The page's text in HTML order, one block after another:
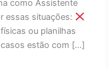
como Assistente
essas situações:
ou planilhas
estão com […]